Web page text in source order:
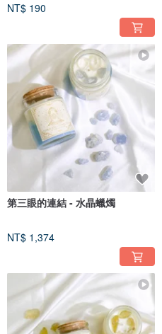
NT$ 190
第三眼的連結 - 水晶蠟燭
NT$ 1,374